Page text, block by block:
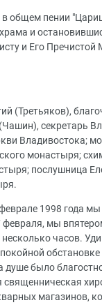
общем пении
и
и Его
(Третьяков),
секретарь
Владивостока;
монастыря;
послушница
1998 года
мы
часов.
душе было
магазинов,